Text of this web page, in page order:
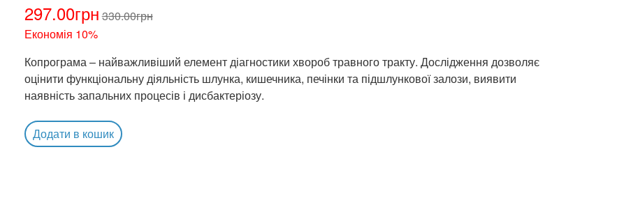
297.00грн 330.00грн
Економія 10%
Копрограма – найважливіший елемент діагностики хвороб травного тракту. Дослідження дозволяє
оцінити функціональну діяльність шлунка, кишечника, печінки та підшлункової залози, виявити
наявність запальних процесів і дисбактеріозу.
Додати в кошик